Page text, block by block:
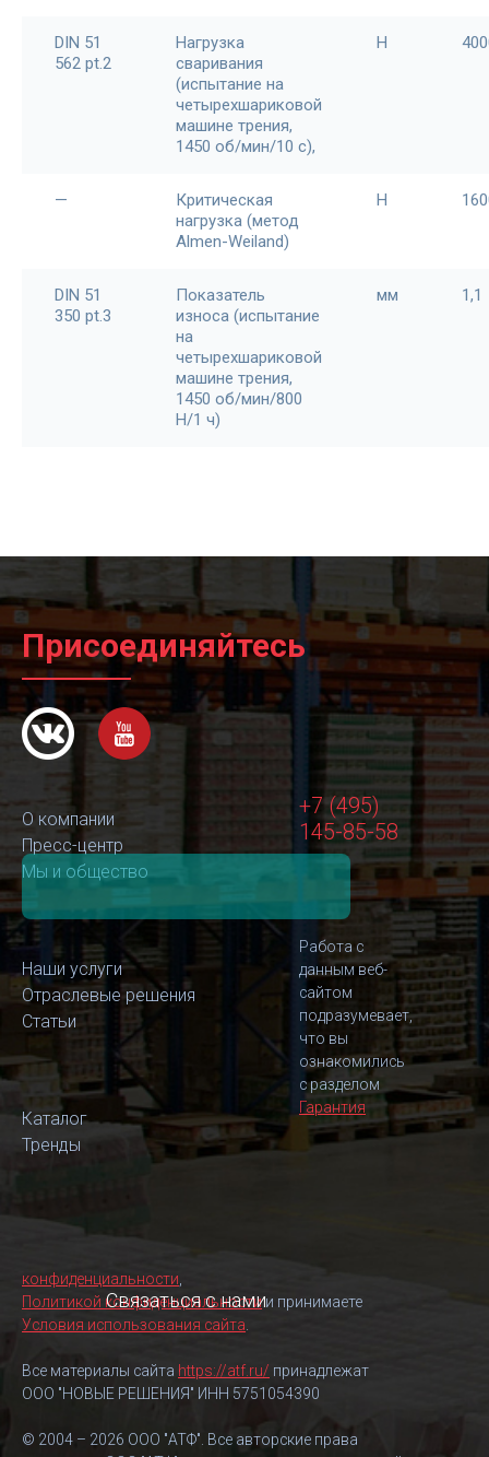
DIN 51
562 pt.2
Нагрузка
сваривания
(испытание на
четырехшариковой
машине трения,
1450 об/мин/10 с),
Н
—
Критическая
нагрузка (метод
Almen-Weiland)
Н
DIN 51
350 pt.3
Показатель
износа (испытание
на
четырехшариковой
машине трения,
1450 об/мин/800
Н/1 ч)
мм 1,1
Присоединяйтесь
О компании
Пресс-центр
Мы и общество
Наши услуги
Отраслевые решения
Статьи
Каталог
Тренды
+7 (495)
145-85-58
Связаться с нами
Работа с
данным веб-
сайтом
подразумевает,
что вы
ознакомились
с разделом
Гарантия
конфиденциальности
Политикой конфиденциальностии принимаете
Условия использования сайта
Все материалы сайта https://atf.ru/ принадлежат
ООО "НОВЫЕ РЕШЕНИЯ" ИНН 5751054390
© 2004 – 2026 ООО "АТФ". Все авторские права